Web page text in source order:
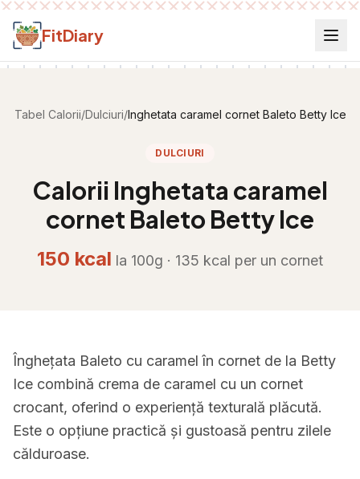
Salt la conținut
FitDiary
Tabel Calorii/Dulciuri/Inghetata caramel cornet Baleto Betty Ice
DULCIURI
Calorii Inghetata caramel
cornet Baleto Betty Ice
150 kcal la 100g · 135 kcal per un cornet
Înghețata Baleto cu caramel în cornet de la Betty
Ice combină crema de caramel cu un cornet
crocant, oferind o experiență texturală plăcută.
Este o opțiune practică și gustoasă pentru zilele
călduroase.